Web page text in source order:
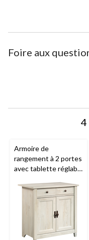
Foire aux
4
Armoire de
rangement à 2 portes
avec tablette réglable
fini châtaignier